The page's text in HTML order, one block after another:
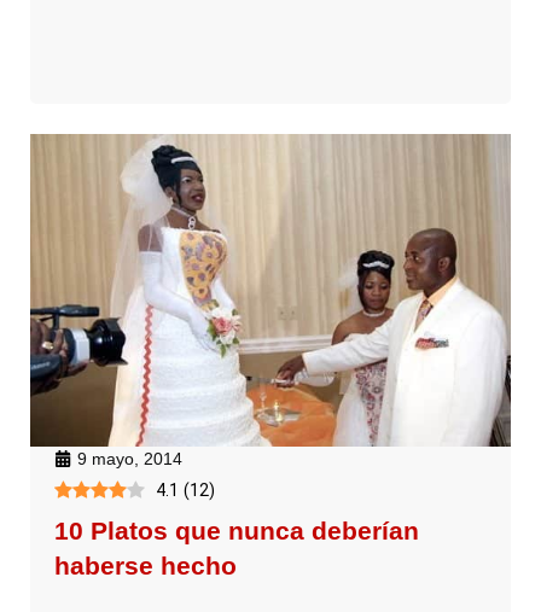
9 mayo, 2014
4.1 (12)
10 Platos que nunca deberían
haberse hecho